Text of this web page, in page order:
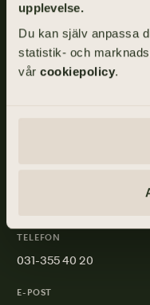
upplevelse.
Du kan själv anpassa
statistik- och
vår cookiepolicy.
På våra kontor fördelade
med personliga
TELEFON
031-355 40 20
E-POST